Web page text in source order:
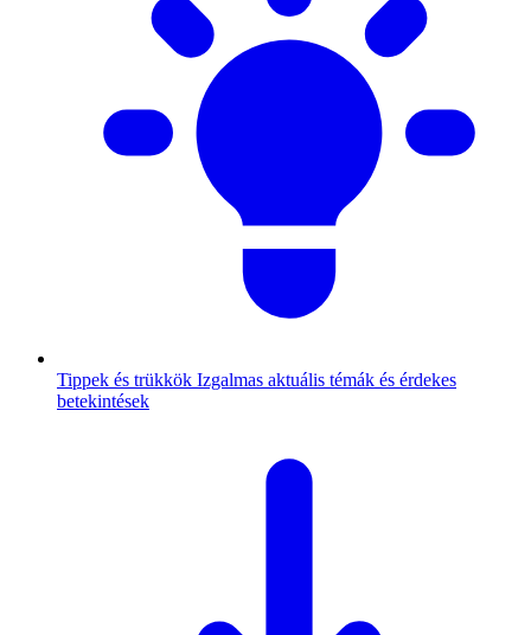
Tippek és trükkök Izgalmas aktuális témák és érdekes
betekintések